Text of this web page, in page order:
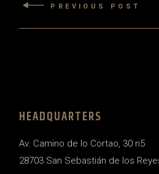
PREVIOUS POST
HEADQUARTERS
Av. Camino de lo Cortao, 30 n5
28703 San Sebastián de los